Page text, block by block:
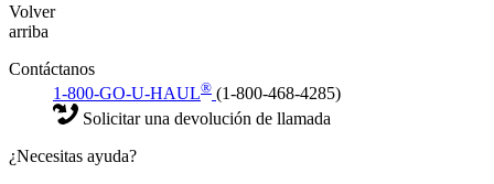
Volver
arriba
Contáctanos
1-800-GO-U-HAUL® (1-800-468-4285)
Solicitar una devolución de llamada
¿Necesitas ayuda?